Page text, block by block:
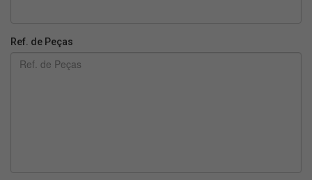
Ref. de Peças